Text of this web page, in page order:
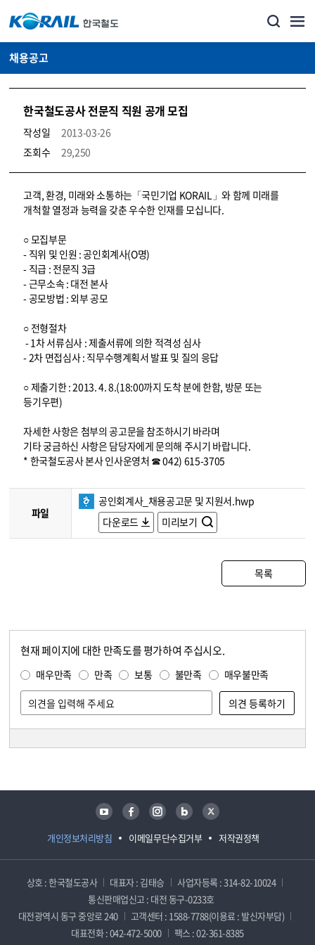
채용공고
한국철도공사 전문직 직원 공개 모집
작성일
2013-03-26
조회수
29,250
코레일소개_경영공시_채용공고 상세보기 – 내용, 파일, 담당자 연락처로 구성
고객, 환경, 미래와 소통하는「국민기업 KORAIL」와 함께 미래를
개척할 열정과 능력을 갖춘 우수한 인재를 모십니다.
○ 모집부문
- 직위 및 인원 : 공인회계사(O명)
- 직급 : 전문직 3급
- 근무소속 : 대전 본사
- 공모방법 : 외부 공모
○ 전형절차
- 1차 서류심사 : 제출서류에 의한 적격성 심사
- 2차 면접심사 : 직무수행계획서 발표 및 질의 응답
○ 제출기한 : 2013. 4. 8.(18:00까지 도착 분에 한함, 방문 또는
등기우편)
자세한 사항은 첨부의 공고문을 참조하시기 바라며
기타 궁금하신 사항은 담당자에게 문의해 주시기 바랍니다.
* 한국철도공사 본사 인사운영처 ☎ 042) 615-3705
파일
공인회계사_채용공고문 및 지원서.hwp
다운로드
미리보기
목록
현재 페이지에 대한 만족도를 평가하여 주십시오.
매우만족 만족 보통 불만족 매우불만족
개인정보처리방침 이메일무단수집거부 저작권정책
유튜브 페이스북 인스타그램 블로그 트위터
상호 : 한국철도공사 대표자 : 김태승
사업자등록 : 314-82-10024
통신판매업신고 : 대전 동구-0233호
대전광역시 동구 중앙로 240
고객센터 : 1588-7788(이용료 : 발신자부담)
대표전화 : 042-472-5000
팩스 : 02-361-8385